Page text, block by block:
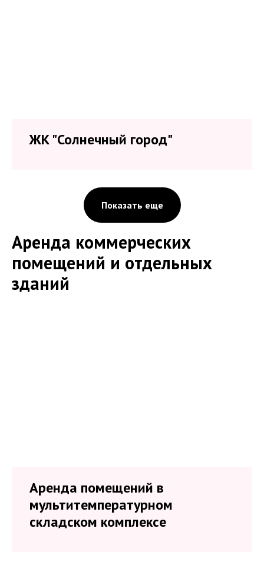
ЖК "Солнечный город"
Показать еще
Аренда коммерческих
помещений и отдельных
зданий
Аренда помещений в
мультитемпературном
складском комплексе